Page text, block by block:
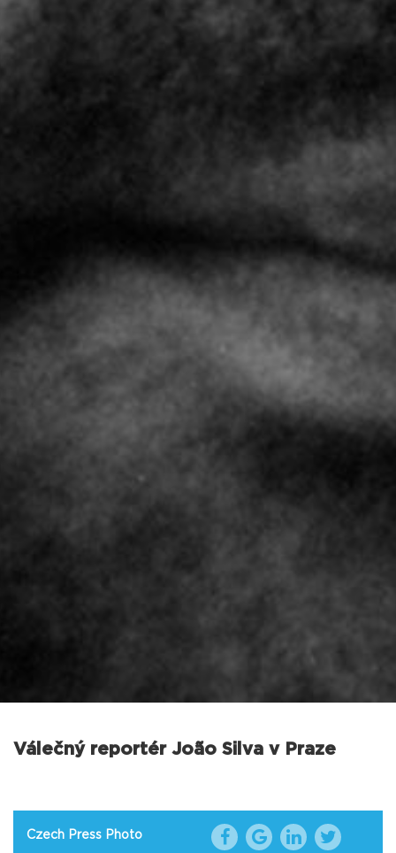
Válečný reportér João Silva v Praze
Czech Press Photo